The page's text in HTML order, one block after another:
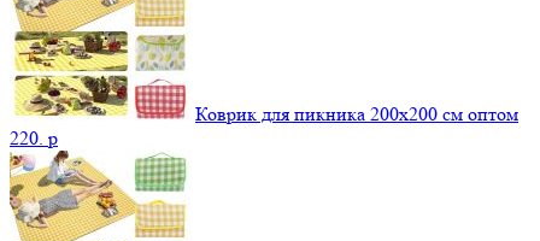
Коврик для пикника 200х200 см оптом
220. p